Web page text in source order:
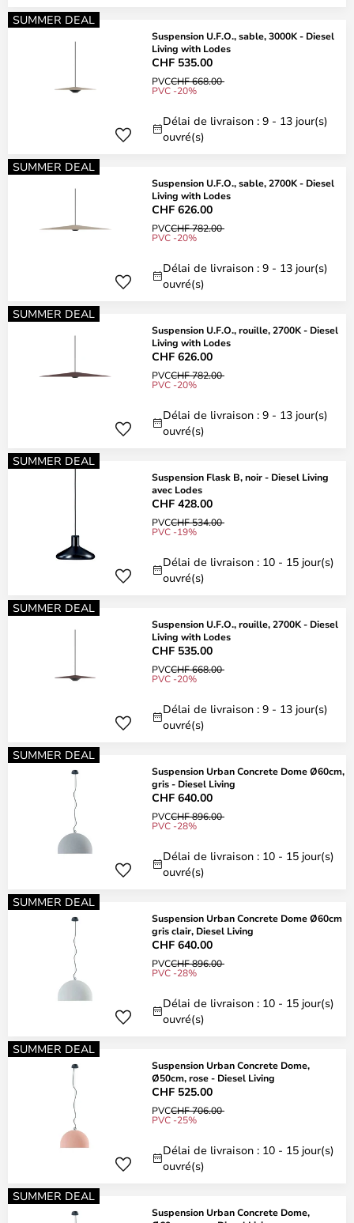
SUMMER DEAL
Suspension U.F.O., sable, 3000K - Diesel
Living with Lodes
CHF 535.00
PVCCHF 668.00
PVC -20%
Délai de livraison : 9 - 13 jour(s)
ouvré(s)
SUMMER DEAL
Suspension U.F.O., sable, 2700K - Diesel
Living with Lodes
CHF 626.00
PVCCHF 782.00
PVC -20%
Délai de livraison : 9 - 13 jour(s)
ouvré(s)
SUMMER DEAL
Suspension U.F.O., rouille, 2700K - Diesel
Living with Lodes
CHF 626.00
PVCCHF 782.00
PVC -20%
Délai de livraison : 9 - 13 jour(s)
ouvré(s)
SUMMER DEAL
Suspension Flask B, noir - Diesel Living
avec Lodes
CHF 428.00
PVCCHF 534.00
PVC -19%
Délai de livraison : 10 - 15 jour(s)
ouvré(s)
SUMMER DEAL
Suspension U.F.O., rouille, 2700K - Diesel
Living with Lodes
CHF 535.00
PVCCHF 668.00
PVC -20%
Délai de livraison : 9 - 13 jour(s)
ouvré(s)
SUMMER DEAL
Suspension Urban Concrete Dome Ø60cm,
gris - Diesel Living
CHF 640.00
PVCCHF 896.00
PVC -28%
Délai de livraison : 10 - 15 jour(s)
ouvré(s)
SUMMER DEAL
Suspension Urban Concrete Dome Ø60cm
gris clair, Diesel Living
CHF 640.00
PVCCHF 896.00
PVC -28%
Délai de livraison : 10 - 15 jour(s)
ouvré(s)
SUMMER DEAL
Suspension Urban Concrete Dome,
Ø50cm, rose - Diesel Living
CHF 525.00
PVCCHF 706.00
PVC -25%
Délai de livraison : 10 - 15 jour(s)
ouvré(s)
SUMMER DEAL
Suspension Urban Concrete Dome,